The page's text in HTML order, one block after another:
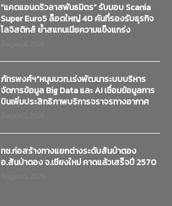
“แคดแอนดริวลาสพันธมิตร” รับมอบ Scania
Super Euro5 ล็อตใหญ่ 40 คันที่รองรับธุรกิจ
โลจิสติกส์ ย้ำสแกนเนียความแข็งแกร่ง
ภัทรพงศ์ฯ”หนุนบวท.เร่งพัฒนาระบบบริหาร
จัดการข้อมูล Big Data และ AI เชื่อมข้อมูลการ
บินเพิ่มประสิทธิภาพบริการจราจรทางอากาศ
ทช.ก่อสร้างทางแยกต่างระดับสันป่าตอง
อ.สันป่าตอง จ.เชียงใหม่ คาดแล้วเสร็จปี 2570